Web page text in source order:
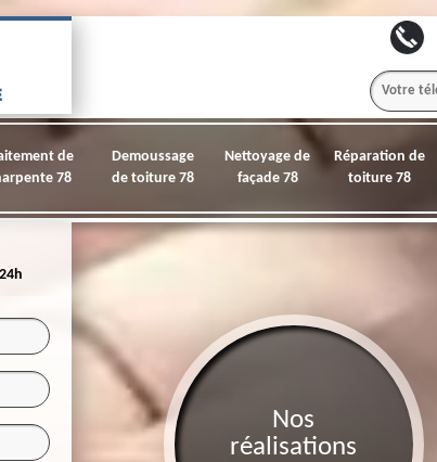
de
78
Demoussage
de toiture 78
Nettoyage de
façade 78
Réparation de
toiture 78
Nos
réalisations